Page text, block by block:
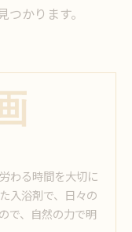
かります。
わる時間を大切に
入浴剤で、日々の
で、自然の力で明